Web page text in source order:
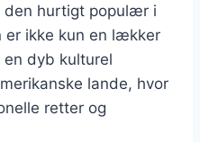
den hurtigt populær i
er ikke kun en lækker
dyb kulturel
lande, hvor
retter og